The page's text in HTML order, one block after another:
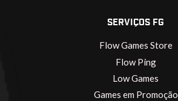
SERVIÇOS FG
Flow Games Store
Flow Ping
Low Games
Games em Promoção